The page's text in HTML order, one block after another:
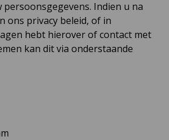
Indien u na
ons privacy beleid, of in
hebt hierover of contact met
kan dit via onderstaande